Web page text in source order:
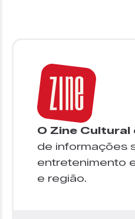
O Zine Cultural
de informações
entretenimento
e região.